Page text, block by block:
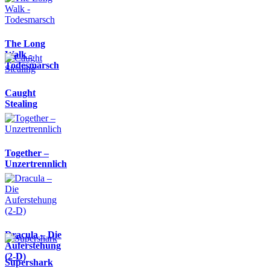
The Long
Walk -
Todesmarsch
Caught
Stealing
Together –
Unzertrennlich
Dracula – Die
Auferstehung
(2-D)
Supershark